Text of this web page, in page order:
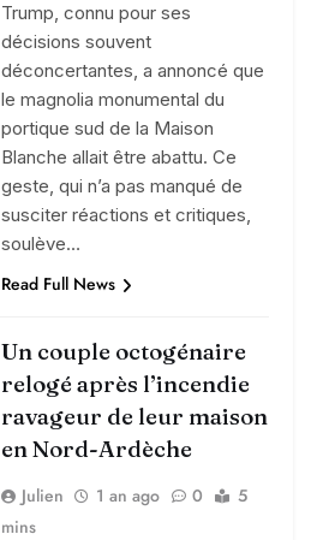
Trump, connu pour ses
décisions souvent
déconcertantes, a annoncé que
le magnolia monumental du
portique sud de la Maison
Blanche allait être abattu. Ce
geste, qui n’a pas manqué de
susciter réactions et critiques,
soulève…
Read Full News
Un couple octogénaire
relogé après l’incendie
ravageur de leur maison
en Nord-Ardèche
Julien 1 an ago 0
5
mins